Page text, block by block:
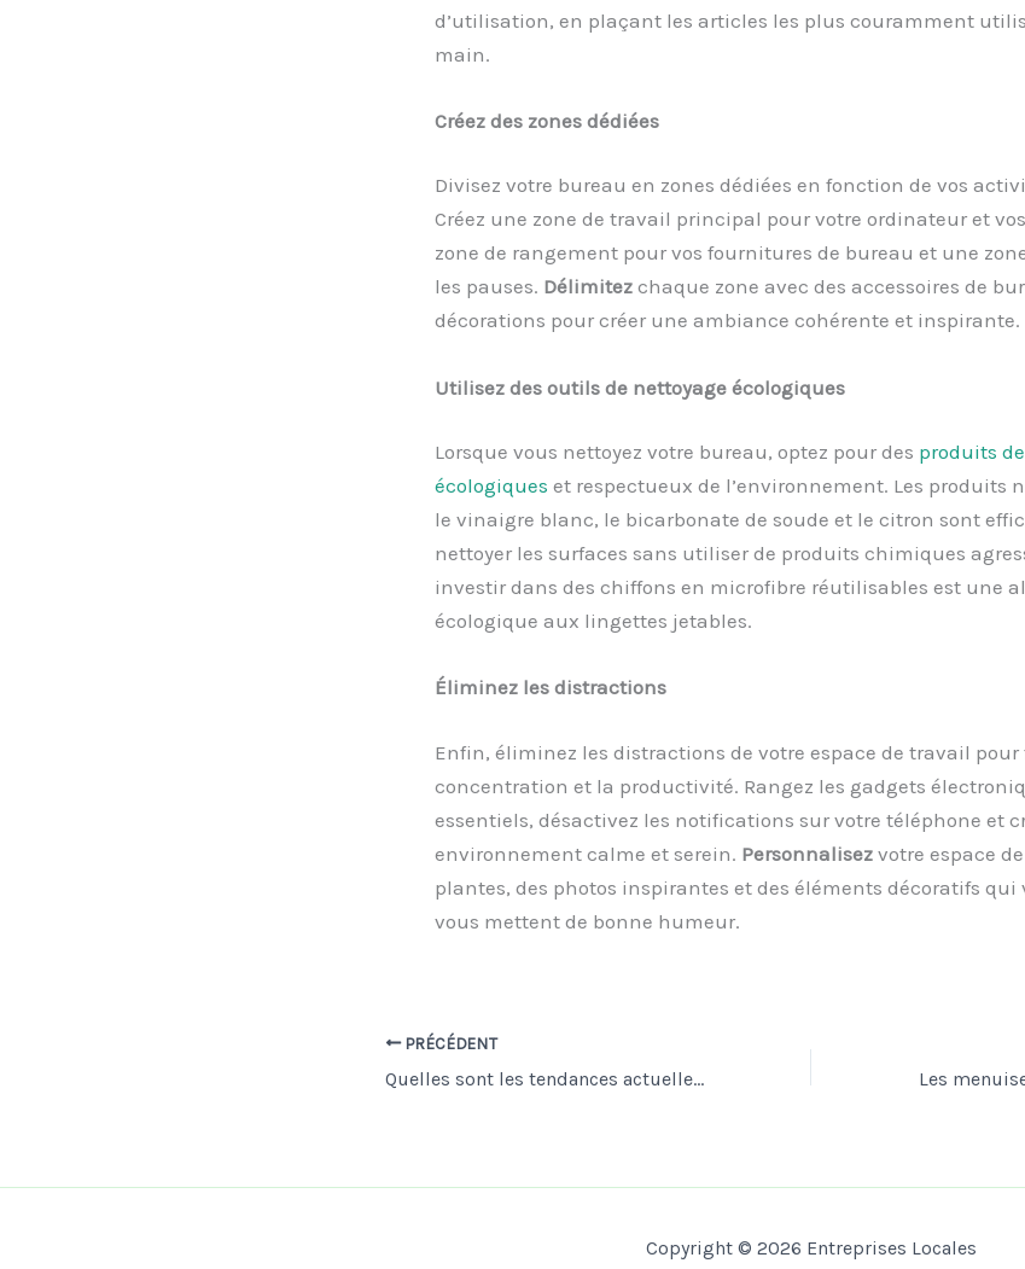
d’utilisation, en plaçant les articles les plus couramment
main.
Créez des zones dédiées
Divisez votre bureau en zones dédiées en fonction de vos
Créez une zone de travail principal pour votre ordinateur et
zone de rangement pour vos fournitures de bureau et une
les pauses. Délimitezchaque zone avec des accessoires de
décorations pour créer une ambiance cohérente et inspirante.
Utilisez des outils de nettoyage écologiques
Lorsque vous nettoyez votre bureau, optez pour des produits
écologiques et respectueux de l’environnement. Les produits
le vinaigre blanc, le bicarbonate de soude et le citron sont
nettoyer les surfaces sans utiliser de produits chimiques
investir dans des chiffons en microfibre réutilisables est une
écologique aux lingettes jetables.
Éliminez les distractions
Enfin, éliminez les distractions de votre espace de travail pour
concentration et la productivité. Rangez les gadgets
essentiels, désactivez les notifications sur votre téléphone et
environnement calme et serein. Personnalisezvotre espace
plantes, des photos inspirantes et des éléments décoratifs
vous mettent de bonne humeur.
PRÉCÉDENT
Quelles sont les tendances actuelles en matière de papier peint ?
Copyright © 2026 Entreprises Locales